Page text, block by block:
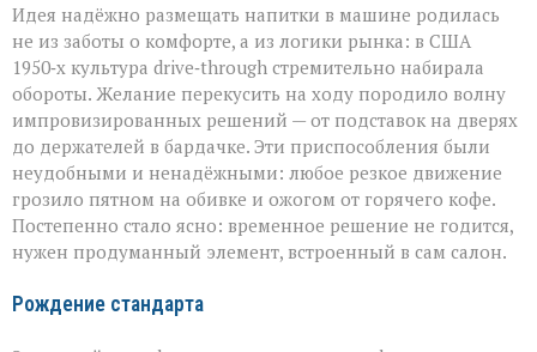
Идея надёжно размещать напитки в машине родилась
не из заботы о комфорте, а из логики рынка: в США
1950‑х культура drive‑through стремительно набирала
обороты. Желание перекусить на ходу породило волну
импровизированных решений — от подставок на дверях
до держателей в бардачке. Эти приспособления были
неудобными и ненадёжными: любое резкое движение
грозило пятном на обивке и ожогом от горячего кофе.
Постепенно стало ясно: временное решение не годится,
нужен продуманный элемент, встроенный в сам салон.
Рождение стандарта